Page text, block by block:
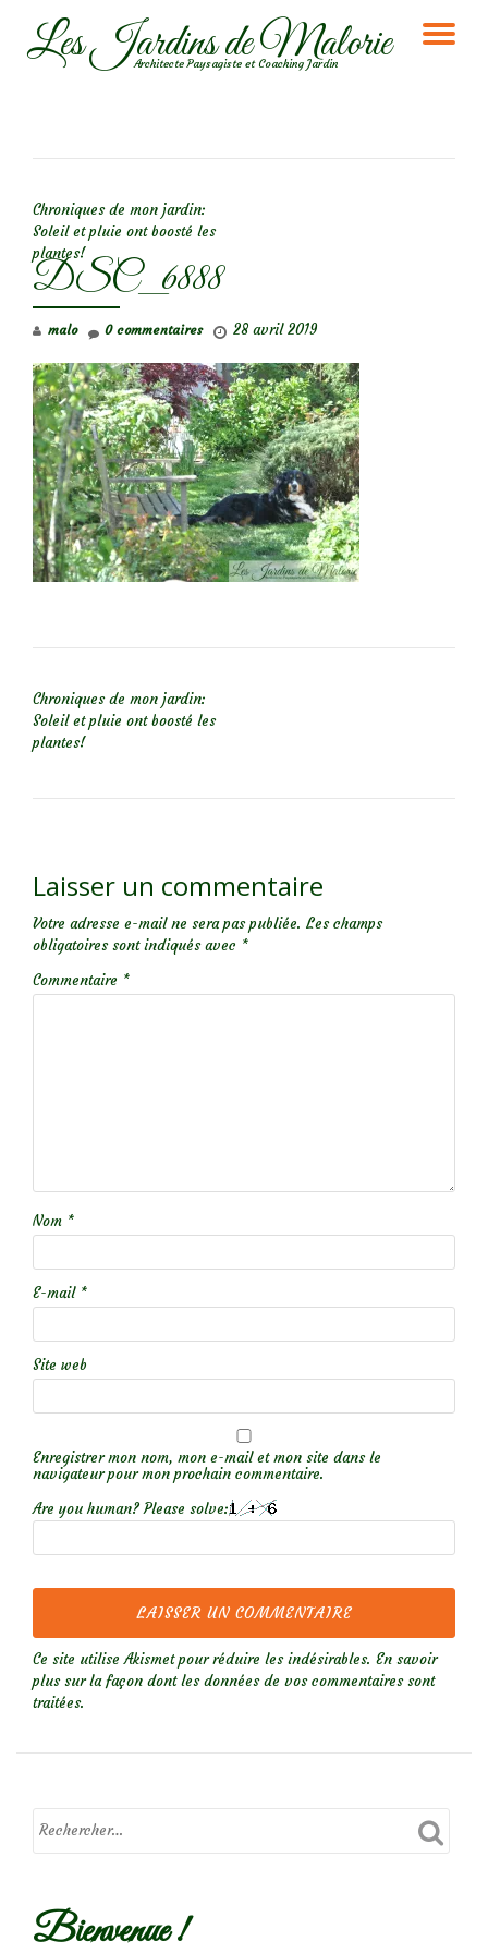
AllerLes Jardins de Malorie
Architecte Paysagiste et Coaching Jardin
Chroniques de mon jardin:
Soleil et pluie ont boosté les
plantes!
DSC_6888
malo 28 avril 2019
0 commentaires
Chroniques de mon jardin:
Soleil et pluie ont boosté les
plantes!
Laisser un commentaire
Votre adresse e-mail ne sera pas publiée. Les champs
obligatoires sont indiqués avec *
Commentaire *
Nom *
E-mail *
Site web
Enregistrer mon nom, mon e-mail et mon site dans le
navigateur pour mon prochain commentaire.
Are you human? Please solve:
Ce site utilise Akismet pour réduire les indésirables. En savoir
plus sur la façon dont les données de vos commentaires sont
traitées.
Bienvenue !